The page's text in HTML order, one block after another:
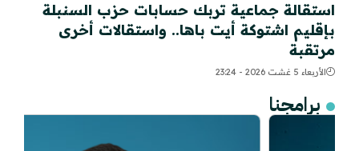
استقالة جماعية تربك حسابات حزب السنبلة
بإقليم اشتوكة أيت باها.. واستقالات أخرى
مرتقبة
الأربعاء 5 غشت 2026 - 23:24
برامجنا